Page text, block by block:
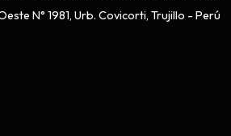
N° 1981, Urb. Covicorti, Trujillo - Perú